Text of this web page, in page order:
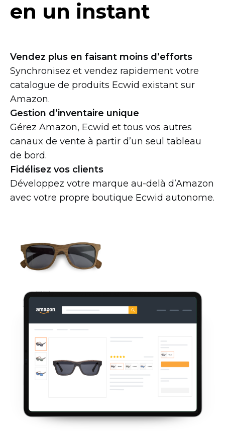
en un instant
Vendez plus en faisant moins d’efforts
Synchronisez et vendez rapidement votre
catalogue de produits Ecwid existant sur
Amazon.
Gestion d’inventaire unique
Gérez Amazon, Ecwid et tous vos autres
canaux de vente à partir d’un seul tableau
de bord.
Fidélisez vos clients
Développez votre marque au-delà d’Amazon
avec votre propre boutique Ecwid autonome.